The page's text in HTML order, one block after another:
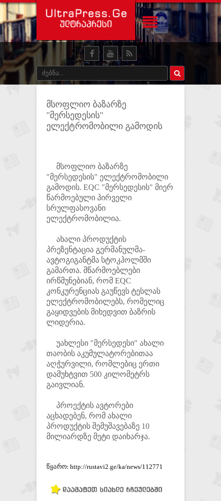
მსოფლიო ბაზარზე
"მერსედესის"
ელექტრომობილი გამოდის
მსოფლიო ბაზარზე
"მერსედესის" ელექტრომობილი
გამოდის. EQC "მერსედესის" მიერ
წარმოებული პირველი
სრულფასოვანი
ელექტრომობილია.
ახალი პროდუქტის
პრეზენტაცია გერმანულმა-
ავტოგიგანტმა სტოკჰოლმში
გამართა. მწარმოებლები
ირწმუნებიან, რომ EQC
კონკურენციას გაუწევს ტესლას
ელექტრომობილებს, რომელიც
გაყიდვების მიხედვით ბაზრის
ლიდერია.
უახლესი "მერსედესი" ახალი
თაობის აკუმულატორებითაა
აღჭურვილი, რომლებიც ერთი
დამუხტვით 500 კილომეტრს
გაივლიან.
პროექტის ავტორები
აცხადებენ, რომ ახალი
პროდუქტის შემუშავებაზე 10
მილიარდზე მეტი დაიხარჯა.
წყარო: http://rustavi2.ge/ka/news/112771